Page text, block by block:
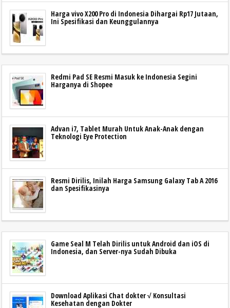
Harga vivo X200 Pro di Indonesia Dihargai Rp17 Jutaan,
Ini Spesifikasi dan Keunggulannya
Redmi Pad SE Resmi Masuk ke Indonesia Segini
Harganya di Shopee
Advan i7, Tablet Murah Untuk Anak-Anak dengan
Teknologi Eye Protection
Resmi Dirilis, Inilah Harga Samsung Galaxy Tab A 2016
dan Spesifikasinya
Game Seal M Telah Dirilis untuk Android dan iOS di
Indonesia, dan Server-nya Sudah Dibuka
Download Aplikasi Chat dokter √ Konsultasi
Kesehatan dengan Dokter